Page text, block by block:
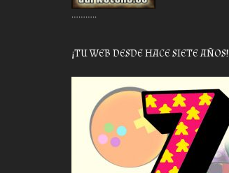
………..
¡TU WEB DESDE HACE SIETE AÑOS!